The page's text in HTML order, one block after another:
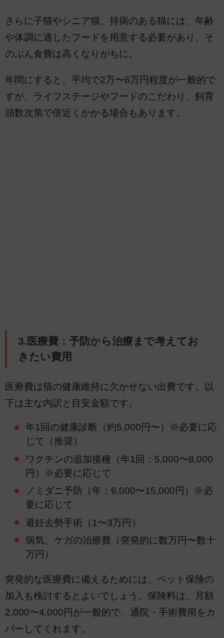
さらに子猫やシニア猫、持病のある猫には、年齢
や体調に適したフードを用意する必要があり、そ
のぶん食費は高くなりがちに。
年間にすると、平均で2万〜6万円程度が一般的で
すが、ライフステージやフードのこだわり、飼育
頭数次第で倍近くかかる場合もあります。
3.医療費：予防から治療まで考えてお
きたい費用
医療費は猫の健康維持に欠かせない出費です。以
下は主な内訳と目安金額です。
年1回の健康診断（約5,000円〜）※必要に応
じて（推奨）
ワクチンの追加接種（年1回：5,000〜8,000
円）※必要に応じて
ノミダニ予防（年：6,000〜15,000円）※必
要に応じて
避妊去勢手術（1〜3万円）
病気、ケガの治療費（突発的に数万円〜数十
万円）
突発的な医療費に備えるためには、ペット保険の
加入も検討するとよいでしょう。保険料は、月額
2,000〜4,000円が一般的で、通院・手術費用をカ
バーしてくれます。